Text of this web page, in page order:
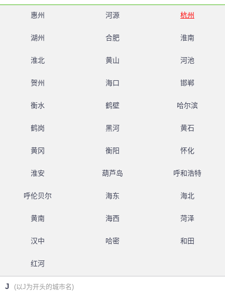
惠州 河源 杭州
湖州 合肥 淮南
淮北 黄山 河池
贺州 海口 邯郸
衡水 鹤壁 哈尔滨
鹤岗 黑河 黄石
黄冈 衡阳 怀化
淮安 葫芦岛 呼和浩特
呼伦贝尔 海东 海北
黄南 海西 菏泽
汉中 哈密 和田
红河
J (以J为开头的城市名)